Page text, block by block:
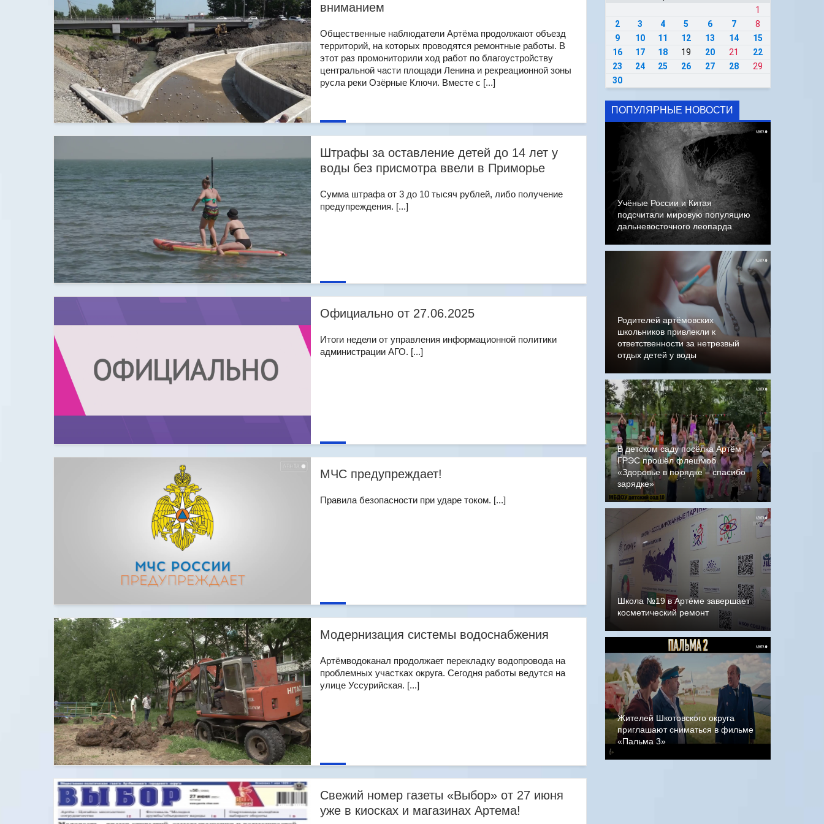
вниманием
Общественные наблюдатели Артёма продолжают объезд
территорий, на которых проводятся ремонтные работы. В
этот раз промониторили ход работ по благоустройству
центральной части площади Ленина и рекреационной зоны
русла реки Озёрные Ключи. Вместе с [...]
Штрафы за оставление детей до 14 лет у
воды без присмотра ввели в Приморье
Сумма штрафа от 3 до 10 тысяч рублей, либо получение
предупреждения. [...]
Официально от 27.06.2025
Итоги недели от управления информационной политики
администрации АГО. [...]
МЧС предупреждает!
Правила безопасности при ударе током. [...]
Модернизация системы водоснабжения
Артёмводоканал продолжает перекладку водопровода на
проблемных участках округа. Сегодня работы ведутся на
улице Уссурийская. [...]
Свежий номер газеты «Выбор» от 27 июня
уже в киосках и магазинах Артема!
1
2
3 4 5 6 7
8
9
10 11 12 13 14
15
16
17 18 19 20 21
22
23
24 25 26 27 28
29
30
ПОПУЛЯРНЫЕ НОВОСТИ
Учёные России и Китая
подсчитали мировую популяцию
дальневосточного леопарда
Родителей артёмовских
школьников привлекли к
ответственности за нетрезвый
отдых детей у воды
В детском саду посёлка Артём
ГРЭС прошёл флешмоб
«Здоровье в порядке – спасибо
зарядке»
Школа №19 в Артёме завершает
косметический ремонт
Жителей Шкотовского округа
приглашают сниматься в фильме
«Пальма 3»